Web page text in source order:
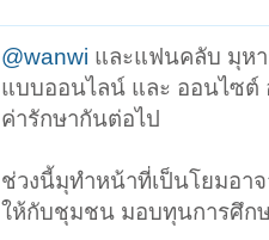
@wanwi และแฟนคลับ มุห
แบบออนไลน์ และ ออนไซต์
ค่ารักษากันต่อไป
ช่วงนี้มุทำหน้าที่เป็นโยมอาจ
ให้กับชุมชน มอบทุนการศึก